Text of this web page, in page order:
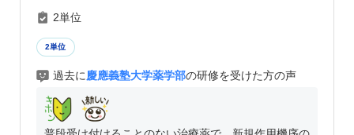
2単位
2単位
過去に慶應義塾大学薬学部の研修を受けた方の声